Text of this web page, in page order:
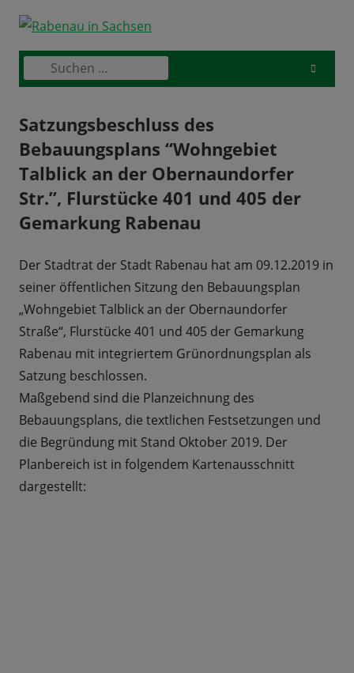
Skip
contentPrimary
Suchen
nach:
Satzungsbeschluss des
Bebauungsplans “Wohngebiet
Talblick an der Obernaundorfer
Str.”, Flurstücke 401 und 405 der
Gemarkung Rabenau
Der Stadtrat der Stadt Rabenau hat am 09.12.2019 in
seiner öffentlichen Sitzung den Bebauungsplan
„Wohngebiet Talblick an der Obernaundorfer
Straße“, Flurstücke 401 und 405 der Gemarkung
Rabenau mit integriertem Grünordnungsplan als
Satzung beschlossen.
Maßgebend sind die Planzeichnung des
Bebauungsplans, die textlichen Festsetzungen und
die Begründung mit Stand Oktober 2019. Der
Planbereich ist in folgendem Kartenausschnitt
dargestellt: